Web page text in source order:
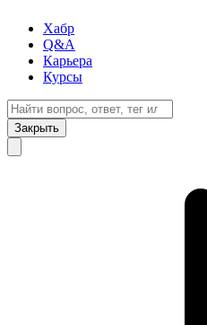
Хабр
Q&A
Карьера
Курсы
Закрыть